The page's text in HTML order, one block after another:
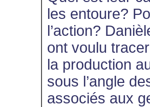
les entoure?
l’action?
ont voulu
la production
sous l’angle
associés aux